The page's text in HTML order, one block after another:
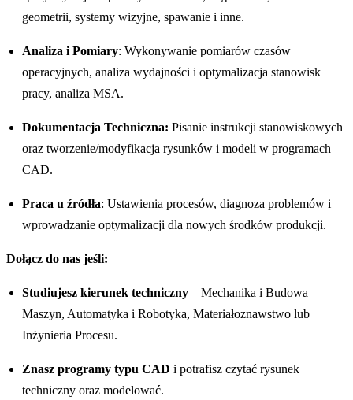
geometrii, systemy wizyjne, spawanie i inne.
Analiza i Pomiary: Wykonywanie pomiarów czasów
operacyjnych, analiza wydajności i optymalizacja stanowisk
pracy, analiza MSA.
Dokumentacja Techniczna: Pisanie instrukcji stanowiskowych
oraz tworzenie/modyfikacja rysunków i modeli w programach
CAD.
Praca u źródła: Ustawienia procesów, diagnoza problemów i
wprowadzanie optymalizacji dla nowych środków produkcji.
Dołącz do nas jeśli:
Studiujesz kierunek techniczny – Mechanika i Budowa
Maszyn, Automatyka i Robotyka, Materiałoznawstwo lub
Inżynieria Procesu.
Znasz programy typu CAD i potrafisz czytać rysunek
techniczny oraz modelować.